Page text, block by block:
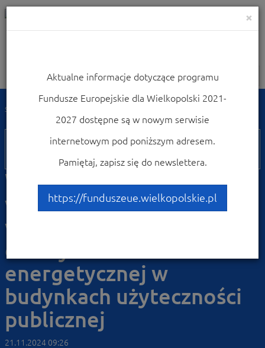
Nawigacja
Strona główna
29
listopada
Webinarium o naborze
wniosków dotyczącym
wsparcia na poprawę
efektywności
energetycznej w
budynkach użyteczności
publicznej
21.11.2024 09:26
×
Aktualne informacje dotyczące programu
Fundusze Europejskie dla Wielkopolski 2021-
2027 dostępne są w nowym serwisie
internetowym pod poniższym adresem.
Pamiętaj, zapisz się do newslettera.
https://funduszeue.wielkopolskie.pl